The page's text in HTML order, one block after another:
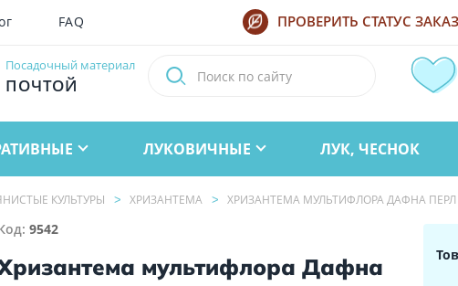
FAQ ПРОВЕРИТЬ СТАТУС
Посадочный материал
ПОЧТОЙ
ЛУКОВИЧНЫЕ ЛУК, ЧЕСНОК
КУЛЬТУРЫ ХРИЗАНТЕМА ХРИЗАНТЕМА МУЛЬТИФЛОРА ДАФНА ПЕРЛ
9542
мультифлора Дафна